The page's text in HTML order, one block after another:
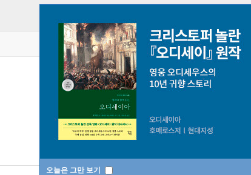
오늘은 그만 보기